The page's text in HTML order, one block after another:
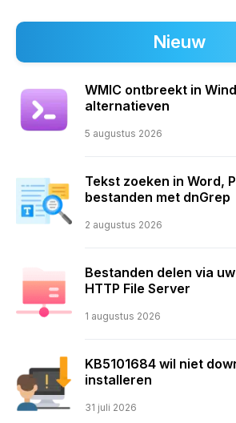
Nieuw
WMIC ontbreekt in
alternatieven
5 augustus 2026
Tekst zoeken in Word,
bestanden met dnGrep
2 augustus 2026
Bestanden delen via
HTTP File Server
1 augustus 2026
KB5101684 wil niet
installeren
31 juli 2026